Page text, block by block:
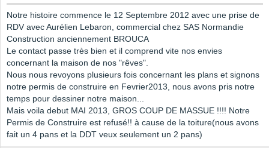
Notre histoire commence le 12 Septembre 2012 avec une prise de
RDV avec Aurélien Lebaron, commercial chez SAS Normandie
Construction anciennement BROUCA
Le contact passe très bien et il comprend vite nos envies
concernant la maison de nos "rêves".
Nous nous revoyons plusieurs fois concernant les plans et signons
notre permis de construire en Fevrier2013, nous avons pris notre
temps pour dessiner notre maison...
Mais voila debut MAI 2013, GROS COUP DE MASSUE !!!! Notre
Permis de Construire est refusé!! à cause de la toiture(nous avons
fait un 4 pans et la DDT veux seulement un 2 pans)